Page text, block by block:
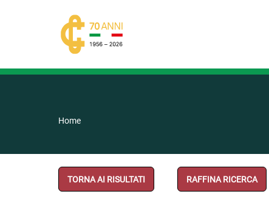
Home
TORNA AI RISULTATI RAFFINA RICERCA